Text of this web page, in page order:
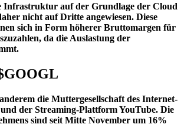
Infrastruktur auf der Grundlage der Cloud
nicht auf Dritte angewiesen. Diese
sich in Form höherer Bruttomargen für
da die Auslastung der
die Muttergesellschaft des Internet-
und der Streaming-Plattform YouTube. Die
sind seit Mitte November um 16%